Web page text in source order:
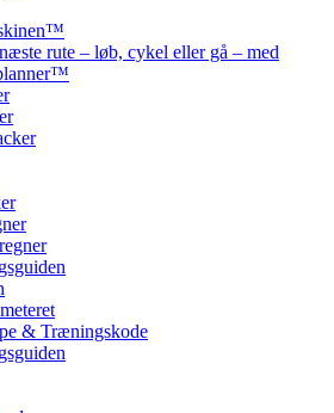
rute – løb, cykel eller gå – med
& Træningskode